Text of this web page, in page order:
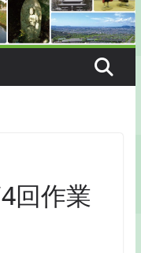
回作業